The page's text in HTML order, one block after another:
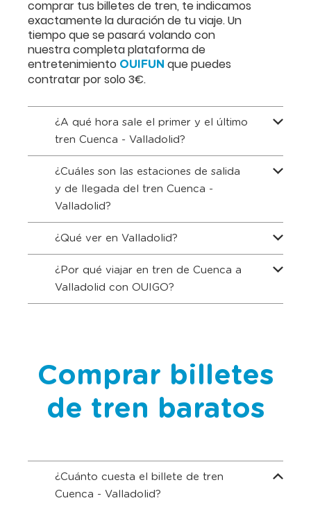
comprar tus billetes de tren, te indicamos
exactamente la duración de tu viaje. Un
tiempo que se pasará volando con
nuestra completa plataforma de
entretenimiento OUIFUN que puedes
contratar por solo 3€.
¿A qué hora sale el primer y el último
tren Cuenca - Valladolid?
¿Cuáles son las estaciones de salida
y de llegada del tren Cuenca -
Valladolid?
¿Qué ver en Valladolid?
¿Por qué viajar en tren de Cuenca a
Valladolid con OUIGO?
Comprar billetes
de tren baratos
¿Cuánto cuesta el billete de tren
Cuenca - Valladolid?